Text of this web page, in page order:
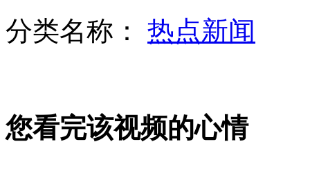
胡锦涛与神九航天员进行"天地通话"
分类名称： 热点新闻
您看完该视频的心情